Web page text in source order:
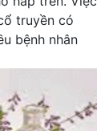
truyền có
bệnh nhân